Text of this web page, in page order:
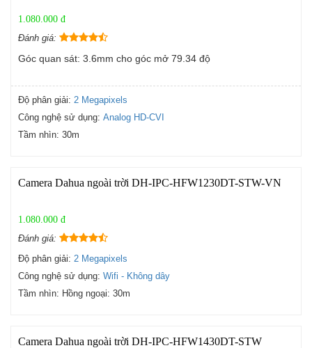
1.080.000 đ
Đánh giá:
Góc quan sát: 3.6mm cho góc mở 79.34 độ
Độ phân giải: 2 Megapixels
Công nghệ sử dụng: Analog HD-CVI
Tầm nhìn: 30m
Camera Dahua ngoài trời DH-IPC-HFW1230DT-STW-VN
1.080.000 đ
Đánh giá:
Độ phân giải: 2 Megapixels
Công nghệ sử dụng: Wifi - Không dây
Tầm nhìn: Hồng ngoại: 30m
Camera Dahua ngoài trời DH-IPC-HFW1430DT-STW